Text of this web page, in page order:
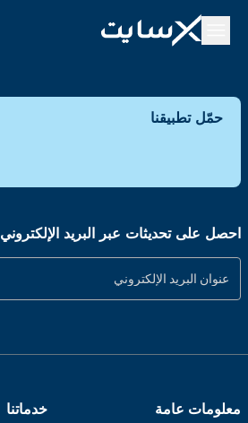
حمّل تطبيقنا
احصل على تحديثات عبر البريد الإلكتروني
معلومات عامة
خدماتنا